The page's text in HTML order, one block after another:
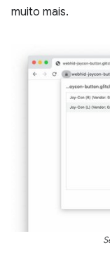
muito mais.